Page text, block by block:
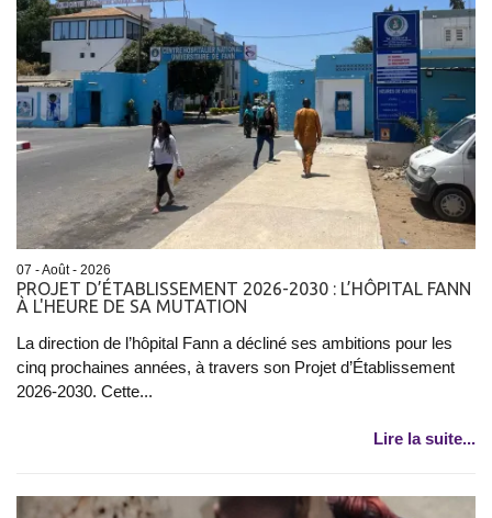
07 - Août - 2026
PROJET D’ÉTABLISSEMENT 2026-2030 : L’HÔPITAL FANN
À L'HEURE DE SA MUTATION
La direction de l’hôpital Fann a décliné ses ambitions pour les
cinq prochaines années, à travers son Projet d’Établissement
2026-2030. Cette...
Lire la suite...